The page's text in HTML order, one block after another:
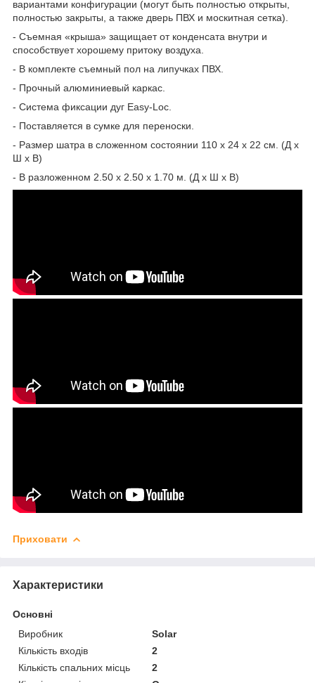
вариантами конфигурации (могут быть полностью открыты,
полностью закрыты, а также дверь ПВХ и москитная сетка).
- Съемная «крыша» защищает от конденсата внутри и
способствует хорошему притоку воздуха.
- В комплекте съемный пол на липучках ПВХ.
- Прочный алюминиевый каркас.
- Система фиксации дуг Easy-Loc.
- Поставляется в сумке для переноски.
- Размер шатра в сложенном состоянии 110 х 24 х 22 см. (Д х
Ш х В)
- В разложенном 2.50 x 2.50 x 1.70 м. (Д х Ш х В)
Приховати
Характеристики
Основні
Виробник
Solar
Кількість входів
2
Кількість спальних місць
2